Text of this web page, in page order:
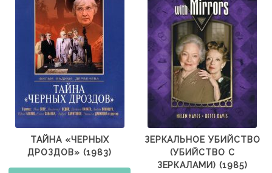
ТАЙНА «ЧЕРНЫХ
ДРОЗДОВ» (1983)
ЗЕРКАЛЬНОЕ УБИЙСТВО
(УБИЙСТВО С
ЗЕРКАЛАМИ) (1985)